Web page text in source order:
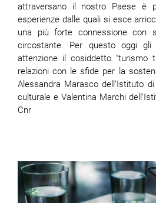
attraversano il nostro Paese è
esperienze dalle quali si esce
una più forte connessione con
circostante. Per questo oggi gli
attenzione il cosiddetto “turismo
relazioni con le sfide per la
Alessandra Marasco dell’Istituto
culturale e Valentina Marchi
Cnr